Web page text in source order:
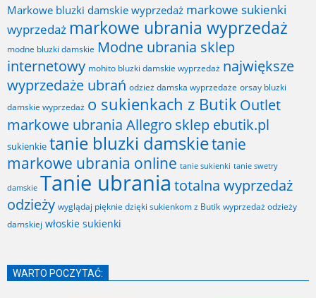
Markowe bluzki damskie wyprzedaż markowe sukienki
wyprzedaż markowe ubrania wyprzedaż
modne bluzki damskie Modne ubrania sklep
internetowy mohito bluzki damskie wyprzedaż największe
wyprzedaże ubrań odzież damska wyprzedaże orsay bluzki
damskie wyprzedaż o sukienkach z Butik Outlet
markowe ubrania Allegro sklep ebutik.pl
sukienkie tanie bluzki damskietanie
markowe ubrania online tanie sukienki tanie swetry
damskie Tanie ubrania totalna wyprzedaż
odzieży wyglądaj pięknie dzięki sukienkom z Butik wyprzedaż odzieży
damskiej włoskie sukienki
WARTO POCZYTAĆ: